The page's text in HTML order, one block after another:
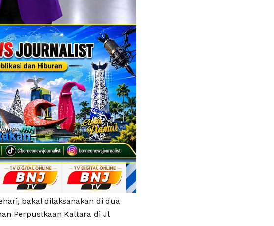
bakal dilaksanakan di dua
Perpustkaan Kaltara di Jl